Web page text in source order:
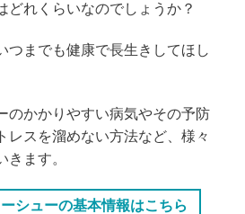
e
n
どれくらいなのでしょうか？
つまでも健康で長生きしてほし
のかかりやすい病気やその予防
レスを溜めない方法など、様々
きます。
シューの基本情報はこちら